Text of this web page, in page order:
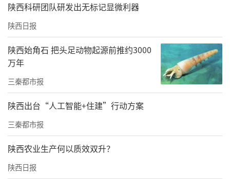
走进神木市医院临床营养科诊室，医护人员正
在为孕期妇女提供营养状况评估与咨询服务，
精准指导孕期营养摄入与体重管理，科学规避
孕期饮食风险。
神木市医院临床营养科副主任护师王海云介
绍，科室接诊人群覆盖面广，重点服务孕产妇
及高血压、糖尿病、高血脂、脂肪肝等慢性病
患者。“很多慢性病、孕期并发症都与不合理
陕西科研团队研发出无标记显微利器
陕西日报
陕西始角石 把头足动物起源前推约3000
万年
三秦都市报
陕西出台“人工智能+住建”行动方案
三秦都市报
陕西农业生产何以质效双升？
陕西日报